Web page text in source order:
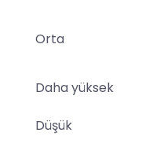
Orta
Daha yüksek
Düşük